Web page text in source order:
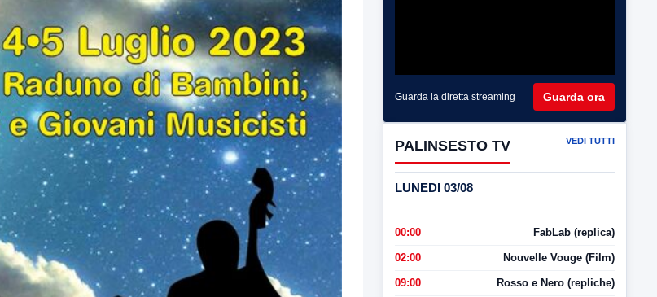
Guarda la diretta streaming Guarda ora
PALINSESTO TV VEDI TUTTI
LUNEDI 03/08
00:00 FabLab (replica)
02:00 Nouvelle Vouge (Film)
09:00 Rosso e Nero (repliche)